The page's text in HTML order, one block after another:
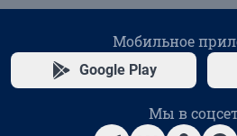
Мобильное
Google Play
Мы в